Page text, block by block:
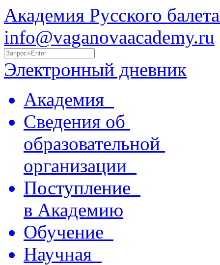
Академия Русского
info@vaganovaacademy.ru
Электронный дневник
Академия
Сведения об
образовательной
организации
Поступление
в Академию
Обучение
Научная